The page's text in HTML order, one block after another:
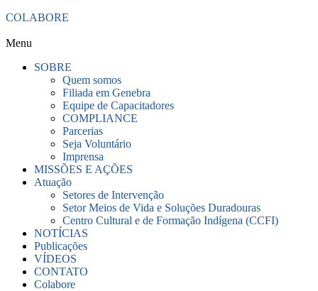
COLABORE
Menu
SOBRE
Quem somos
Filiada em Genebra
Equipe de Capacitadores
COMPLIANCE
Parcerias
Seja Voluntário
Imprensa
MISSÕES E AÇÕES
Atuação
Setores de Intervenção
Setor Meios de Vida e Soluções Duradouras
Centro Cultural e de Formação Indígena (CCFI)
NOTÍCIAS
Publicações
VÍDEOS
CONTATO
Colabore